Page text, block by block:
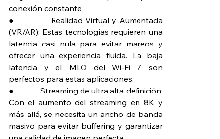
conexión constante:
●             Realidad Virtual y Aumentada
(VR/AR): Estas tecnologías requieren una
latencia casi nula para evitar mareos y
ofrecer una experiencia fluida. La baja
latencia y el MLO del Wi-Fi 7 son
perfectos para estas aplicaciones.
●             Streaming de ultra alta definición:
Con el aumento del streaming en 8K y
más allá, se necesita un ancho de banda
masivo para evitar buffering y garantizar